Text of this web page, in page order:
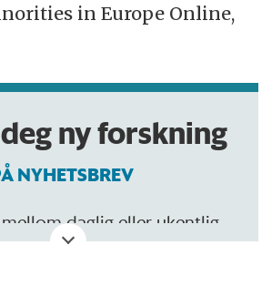
in Europe Online,
ny forskning
NYHETSBREV
daglig eller ukentlig